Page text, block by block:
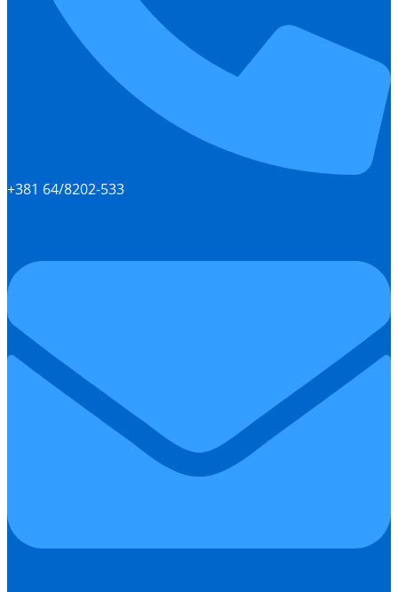
+381 64/8202-533